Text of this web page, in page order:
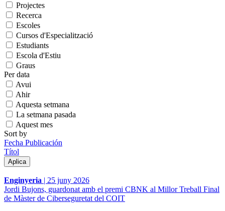
Projectes
Recerca
Escoles
Cursos d'Especialització
Estudiants
Escola d'Estiu
Graus
Per data
Avui
Ahir
Aquesta setmana
La setmana pasada
Aquest mes
Sort by
Fecha Publicación
Títol
Enginyeria | 25 juny 2026
Jordi Bujons, guardonat amb el premi CBNK al Millor Treball Final
de Màster de Ciberseguretat del COIT